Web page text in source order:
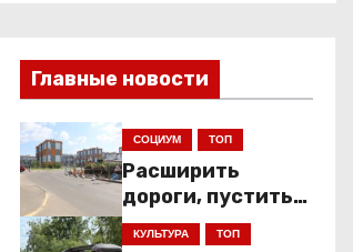
Главные новости
СОЦИУМ ТОП
Расширить
дороги, пустить
низкопольники
КУЛЬТУРА ТОП